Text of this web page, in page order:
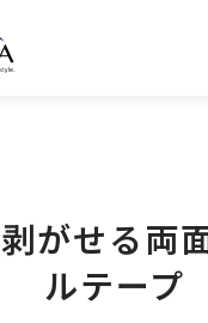
がせる両
ルテープ